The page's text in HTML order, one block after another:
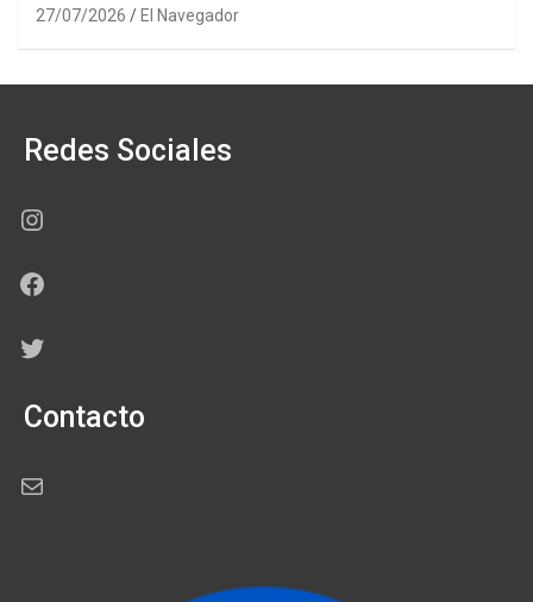
27/07/2026 El Navegador
Redes Sociales
Instagram
Facebook
Twitter
Contacto
Correo electrónico